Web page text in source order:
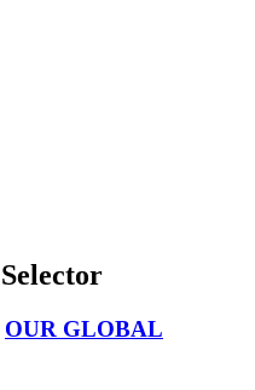
OUR GLOBAL